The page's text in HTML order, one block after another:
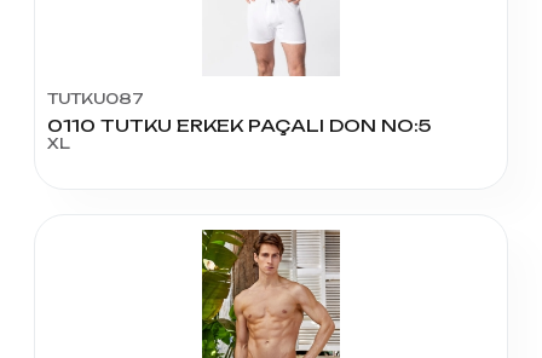
TUTKU087
0110 TUTKU ERKEK PAÇALI DON NO:5
XL